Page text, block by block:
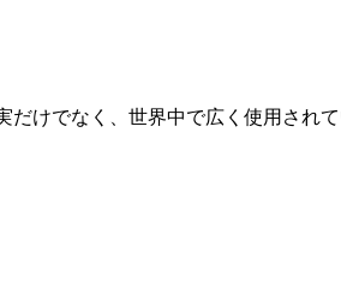
けでなく、世界中で広く使用され